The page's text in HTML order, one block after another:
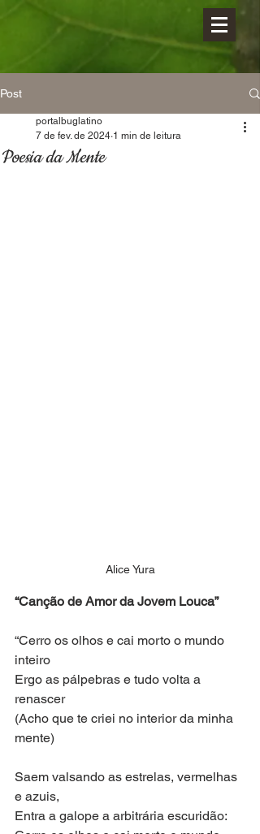
Post
Poesia da Mente
portalbuglatino
7 de fev. de 2024 1 min de leitura
Alice Yura
“Canção de Amor da Jovem Louca”
“Cerro os olhos e cai morto o mundo
inteiro
Ergo as pálpebras e tudo volta a
renascer
(Acho que te criei no interior da minha
mente)
Saem valsando as estrelas, vermelhas
e azuis,
Entra a galope a arbitrária escuridão: